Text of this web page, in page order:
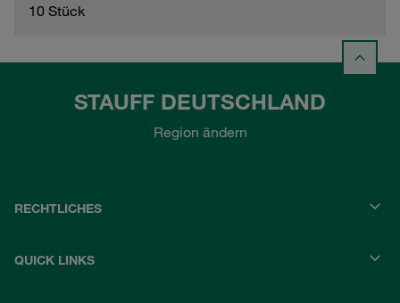
10 Stück
STAUFF DEUTSCHLAND
Region ändern
RECHTLICHES
QUICK LINKS